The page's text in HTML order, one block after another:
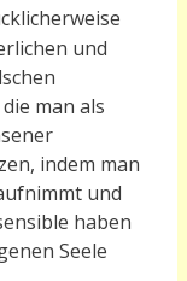
und
man als
indem man
und
haben
Seele